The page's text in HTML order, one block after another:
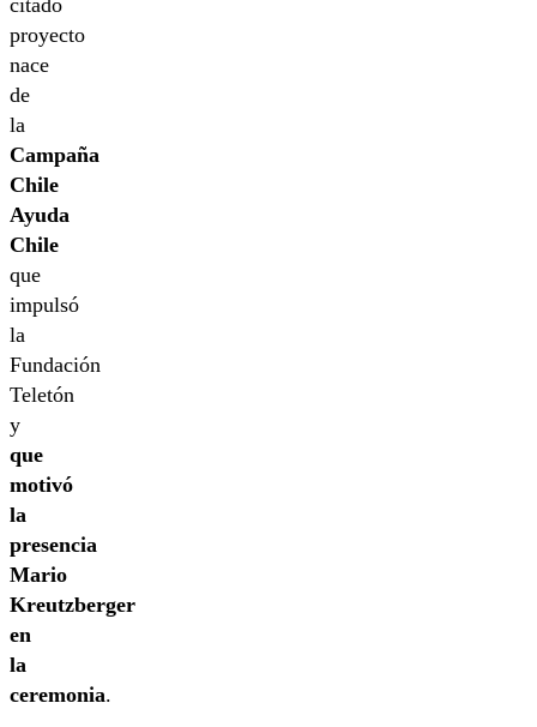
proyecto
nace
de
la
Campaña
Chile
Ayuda
Chile
que
impulsó
la
Fundación
Teletón
y
que
motivó
la
presencia
Mario
Kreutzberger
en
la
ceremonia.